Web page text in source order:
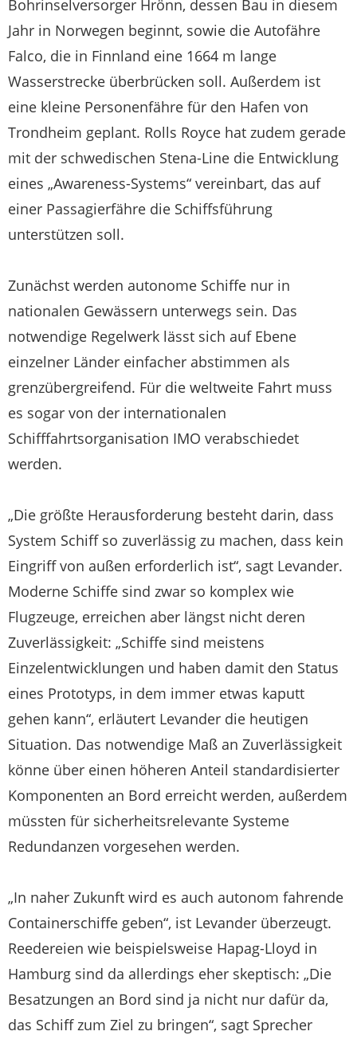
Bohrinselversorger Hrönn, dessen Bau in diesem
Jahr in Norwegen beginnt, sowie die Autofähre
Falco, die in Finnland eine 1664 m lange
Wasserstrecke überbrücken soll. Außerdem ist
eine kleine Personenfähre für den Hafen von
Trondheim geplant. Rolls Royce hat zudem gerade
mit der schwedischen Stena-Line die Entwicklung
eines „Awareness-Systems“ vereinbart, das auf
einer Passagierfähre die Schiffsführung
unterstützen soll.
Zunächst werden autonome Schiffe nur in
nationalen Gewässern unterwegs sein. Das
notwendige Regelwerk lässt sich auf Ebene
einzelner Länder einfacher abstimmen als
grenzübergreifend. Für die weltweite Fahrt muss
es sogar von der internationalen
Schifffahrtsorganisation IMO verabschiedet
werden.
„Die größte Herausforderung besteht darin, dass
System Schiff so zuverlässig zu machen, dass kein
Eingriff von außen erforderlich ist“, sagt Levander.
Moderne Schiffe sind zwar so komplex wie
Flugzeuge, erreichen aber längst nicht deren
Zuverlässigkeit: „Schiffe sind meistens
Einzelentwicklungen und haben damit den Status
eines Prototyps, in dem immer etwas kaputt
gehen kann“, erläutert Levander die heutigen
Situation. Das notwendige Maß an Zuverlässigkeit
könne über einen höheren Anteil standardisierter
Komponenten an Bord erreicht werden, außerdem
müssten für sicherheitsrelevante Systeme
Redundanzen vorgesehen werden.
„In naher Zukunft wird es auch autonom fahrende
Containerschiffe geben“, ist Levander überzeugt.
Reedereien wie beispielsweise Hapag-Lloyd in
Hamburg sind da allerdings eher skeptisch: „Die
Besatzungen an Bord sind ja nicht nur dafür da,
das Schiff zum Ziel zu bringen“, sagt Sprecher